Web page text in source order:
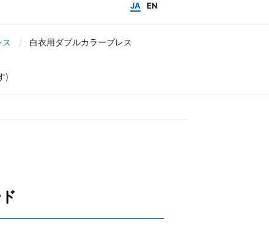
JA EN
白衣用ダブルカラープレス
)
Pte Ltd
会社